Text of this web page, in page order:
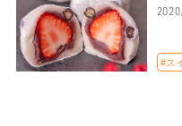
#ス